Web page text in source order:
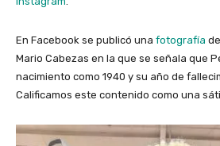
En Facebook se publicó una fotografía
Mario Cabezas en la que se señala que
nacimiento como 1940 y su año de
Calificamos este contenido como una